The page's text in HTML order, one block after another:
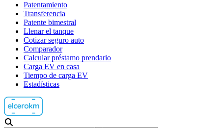
Patentamiento
Transferencia
Patente bimestral
Llenar el tanque
Cotizar seguro auto
Comparador
Calcular préstamo prendario
Carga EV en casa
Tiempo de carga EV
Estadísticas